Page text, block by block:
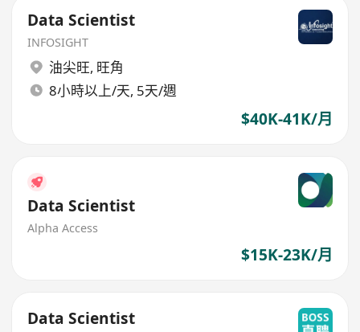
Data Scientist
INFOSIGHT
油尖旺, 旺角
8小時以上/天, 5天/週
$40K-41K/月
Data Scientist
Alpha Access
$15K-23K/月
Data Scientist